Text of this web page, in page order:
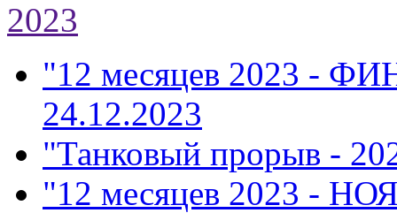
2023
"12 месяцев 2023 -
24.12.2023
"Танковый прорыв -
"12 месяцев 2023 -